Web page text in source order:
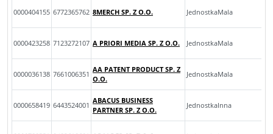
0000404155 6772365762 8MERCH SP. Z O.O. JednostkaMala
0000423258 7123272107 A PRIORI MEDIA SP. Z O.O. JednostkaMala
0000036138 7661006351
AA PATENT PRODUCT SP. Z
O.O.
JednostkaMala
0000658419 6443524001
ABACUS BUSINESS
PARTNER SP. Z O.O.
JednostkaInna